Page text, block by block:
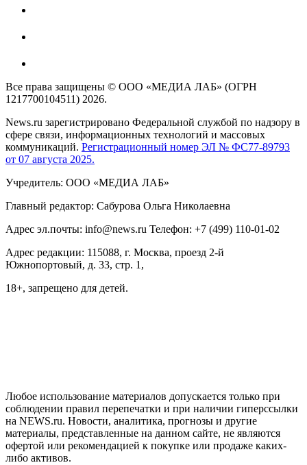
Все права защищены © ООО «МЕДИА ЛАБ» (ОГРН
1217700104511) 2026.
News.ru зарегистрировано Федеральной службой по надзору в
сфере связи, информационных технологий и массовых
коммуникаций. Регистрационный номер ЭЛ № ФС77-89793
от 07 августа 2025.
Учредитель: ООО «МЕДИА ЛАБ»
Главный редактор: Сабурова Ольга Николаевна
Адрес эл.почты: info@news.ru Телефон: +7 (499) 110-01-02
Адрес редакции: 115088, г. Москва, проезд 2-й
Южнопортовый, д. 33, стр. 1,
18+, запрещено для детей.
Любое использование материалов допускается только при
соблюдении правил перепечатки и при наличии гиперссылки
на NEWS.ru. Новости, аналитика, прогнозы и другие
материалы, представленные на данном сайте, не являются
офертой или рекомендацией к покупке или продаже каких-
либо активов.